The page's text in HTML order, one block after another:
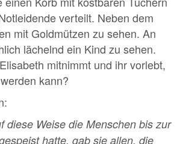
verteilt. Neben dem
mit Goldmützen zu sehen. An
lächelnd ein Kind zu sehen.
mitnimmt und ihr vorlebt,
kann?
diese Weise die Menschen bis zur
hatte, gab sie allen, die